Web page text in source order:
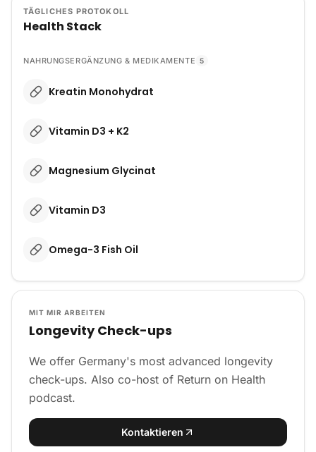
TÄGLICHES PROTOKOLL
Health Stack
NAHRUNGSERGÄNZUNG & MEDIKAMENTE 5
Kreatin Monohydrat
Vitamin D3 + K2
Magnesium Glycinat
Vitamin D3
Omega-3 Fish Oil
MIT MIR ARBEITEN
Longevity Check-ups
We offer Germany's most advanced longevity
check-ups. Also co-host of Return on Health
podcast.
Kontaktieren